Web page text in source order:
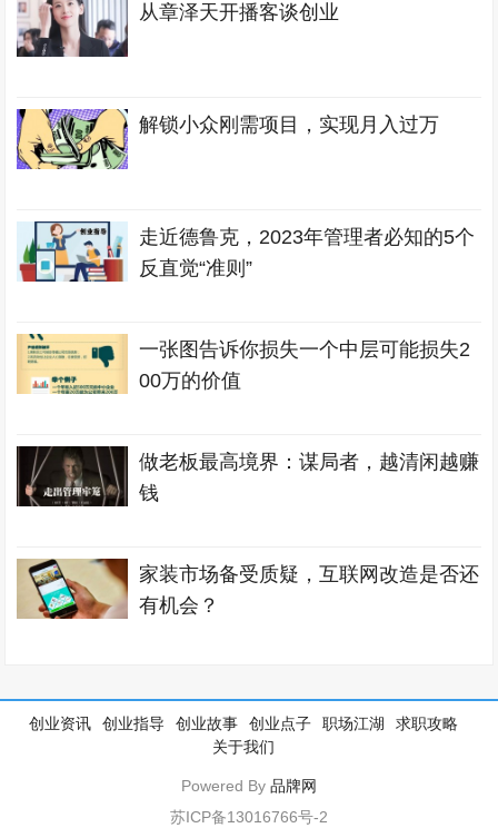
从章泽天开播客谈创业
解锁小众刚需项目，实现月入过万
走近德鲁克，2023年管理者必知的5个
反直觉“准则”
一张图告诉你损失一个中层可能损失2
00万的价值
做老板最高境界：谋局者，越清闲越赚
钱
家装市场备受质疑，互联网改造是否还
有机会？
创业资讯 创业指导 创业故事 创业点子 职场江湖
求职攻略
关于我们
Powered By 品牌网
苏ICP备13016766号-2